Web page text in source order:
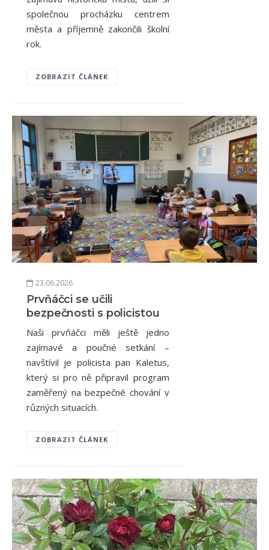
společnou procházku centrem
města a příjemně zakončili školní
rok.
ZOBRAZIT ČLÁNEK
23.06.2026
Prvňáčci se učili
bezpečnosti s policistou
Naši prvňáčci měli ještě jedno
zajímavé a poučné setkání –
navštívil je policista pan Kaletus,
který si pro ně připravil program
zaměřený na bezpečné chování v
různých situacích.
ZOBRAZIT ČLÁNEK